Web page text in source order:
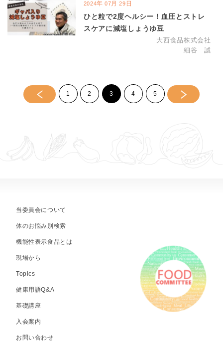
2024年 07月 29 日
ひと粒で2度ヘルシー！血圧とストレ
スケアに減塩しょうゆ豆
大西食品株式会社
細谷 誠
1 2 3 4 5
>
当委員会について
体のお悩み別検索
機能性表示食品とは
現場から
Topics
健康用語Q&A
基礎講座
入会案内
お問い合わせ